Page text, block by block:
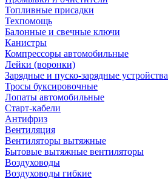
Топливные присадки
Техпомощь
Балонные и свечные ключи
Канистры
Компрессоры автомобильные
Лейки (воронки)
Зарядные и пуско-зарядные устройства
Тросы буксировочные
Лопаты автомобильные
Старт-кабели
Антифриз
Вентиляция
Вентиляторы вытяжные
Бытовые вытяжные вентиляторы
Воздуховоды
Воздуховоды гибкие